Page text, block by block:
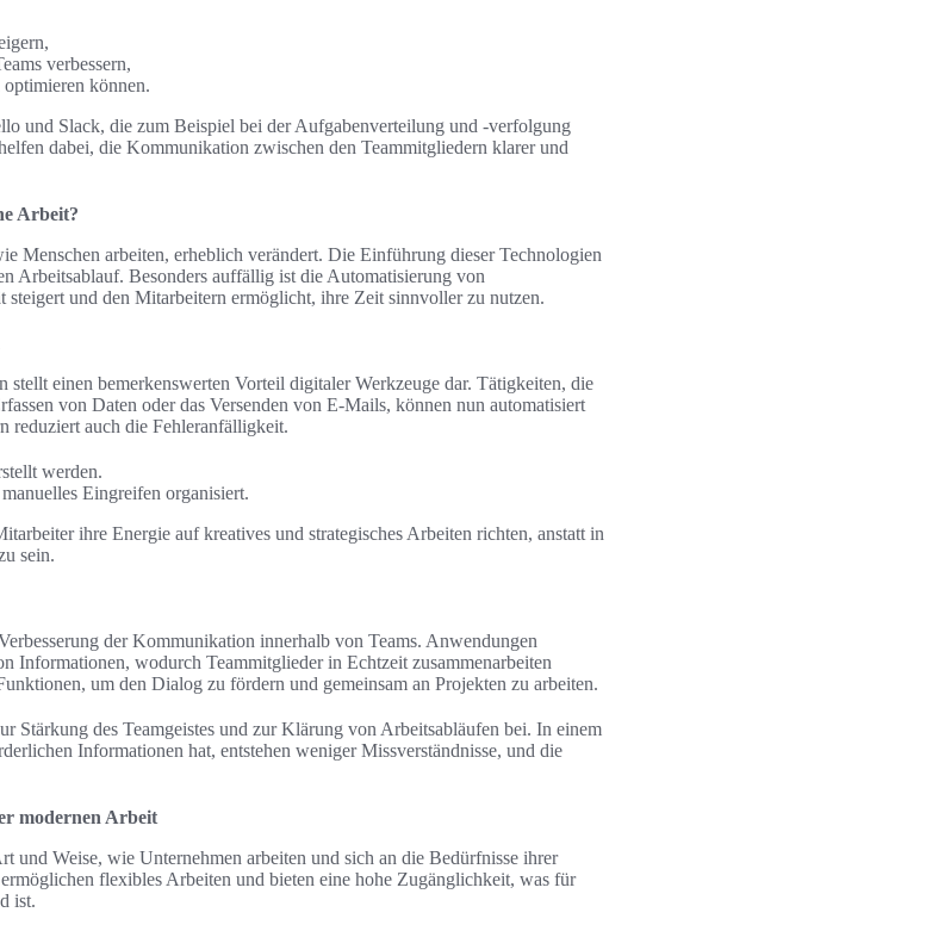
verbessern,
können.
und Slack, die zum Beispiel bei der Aufgabenverteilung und -verfolgung
dabei, die Kommunikation zwischen den Teammitgliedern klarer und
Arbeit?
Menschen arbeiten, erheblich verändert. Die Einführung dieser Technologien
Arbeitsablauf. Besonders auffällig ist die Automatisierung von
und den Mitarbeitern ermöglicht, ihre Zeit sinnvoller zu nutzen.
einen bemerkenswerten Vorteil digitaler Werkzeuge dar. Tätigkeiten, die
von Daten oder das Versenden von E-Mails, können nun automatisiert
reduziert auch die Fehleranfälligkeit.
werden.
Eingreifen organisiert.
ihre Energie auf kreatives und strategisches Arbeiten richten, anstatt in
sein.
der Kommunikation innerhalb von Teams. Anwendungen
Informationen, wodurch Teammitglieder in Echtzeit zusammenarbeiten
um den Dialog zu fördern und gemeinsam an Projekten zu arbeiten.
Stärkung des Teamgeistes und zur Klärung von Arbeitsabläufen bei. In einem
Informationen hat, entstehen weniger Missverständnisse, und die
modernen Arbeit
und Weise, wie Unternehmen arbeiten und sich an die Bedürfnisse ihrer
flexibles Arbeiten und bieten eine hohe Zugänglichkeit, was für
ist.